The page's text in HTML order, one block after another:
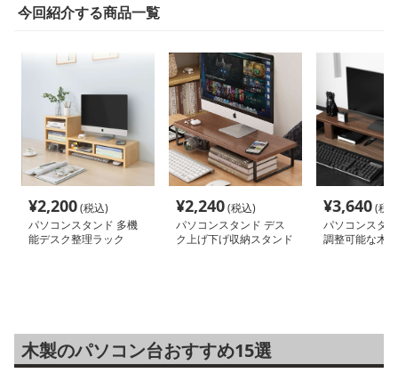
今回紹介する商品一覧
¥2,200(税込)
パソコンスタンド 多機
能デスク整理ラック
¥2,240(税込)
パソコンスタンド デス
ク上げ下げ収納スタンド
¥3,640(税
パソコンスタ
調整可能な木
木製のパソコン台おすすめ15選